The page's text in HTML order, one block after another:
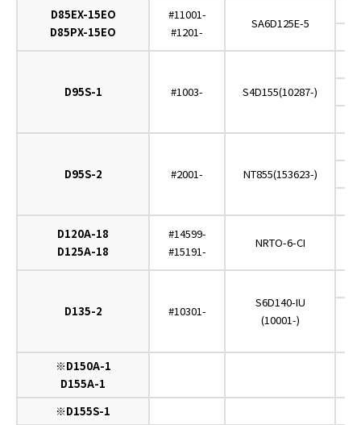
D85EX-15EO
D85PX-15EO
#11001-
#1201-
SA6D125E-5
D95S-1 #1003- S4D155(10287-)
D95S-2 #2001- NT855(153623-)
D120A-18
D125A-18
#14599-
#15191-
NRTO-6-CI
D135-2 #10301-
S6D140-IU
(10001-)
※D150A-1
D155A-1
※D155S-1